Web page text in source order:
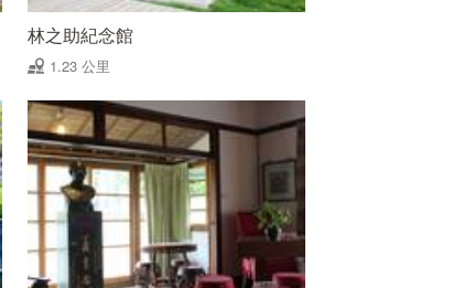
林之助紀念館
1.23 公里